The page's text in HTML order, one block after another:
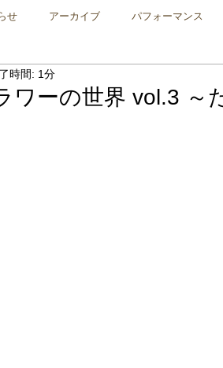
せ アーカイブ パフォーマンス
ショップ
ワーの世界 vol.3 ～
時間: 1分